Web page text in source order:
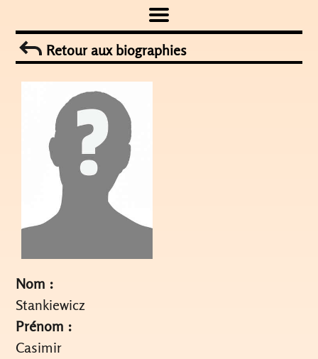
to
contentRetour aux biographies
Nom :
Stankiewicz
Prénom :
Casimir